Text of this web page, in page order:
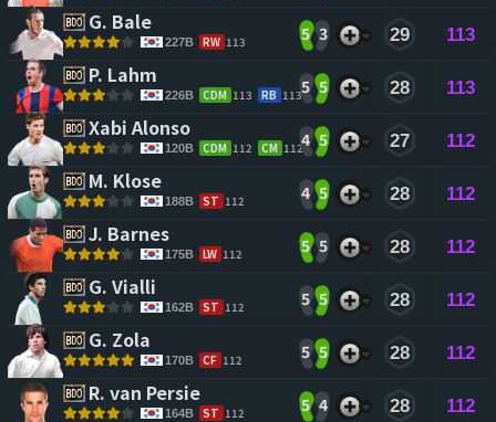
G. Bale
227B RW 113 5 3 29 113
P. Lahm
226B CDM 113 RB 1135 5 28 113
Xabi Alonso
120B CDM 112 CM 1124 5 27 112
M. Klose
188B ST 112 4 5 28 112
J. Barnes
175B LW 112 5 5 28 112
G. Vialli
162B ST 112 5 5 28 112
G. Zola
170B CF 112 5 5 28 112
R. van Persie
164B ST 112 5 4 28 112